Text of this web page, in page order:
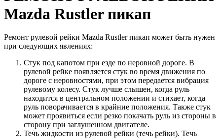
Mazda Rustler пикап
Ремонт рулевой рейки Mazda Rustler пикап может быть нужен
при следующих явлениях:
Стук под капотом при езде по неровной дороге. В
рулевой рейке появляется стук во время движения по
дороге с неровностями, при этом передается вибрация
рулевому колесу. Стук лучше слышен, когда руль
находится в центральном положении и стихает, когда
руль поворачивается в крайние положения. Также стук
может проявиться если резко покачать руль из стороны в
сторону при заглушенном двигателе.
Течь жидкости из рулевой рейки (течь рейки). Течь